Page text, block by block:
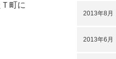
町に
2013年8月
2013年6月